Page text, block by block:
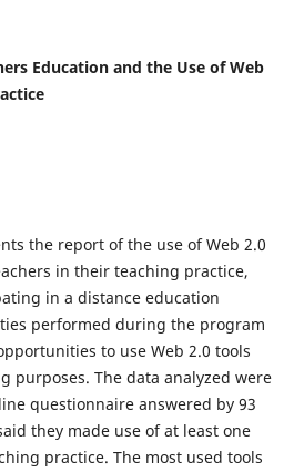
Education and the Use of Web
the report of the use of Web 2.0
in their teaching practice,
in a distance education
performed during the program
to use Web 2.0 tools
purposes. The data analyzed were
questionnaire answered by 93
they made use of at least one
practice. The most used tools